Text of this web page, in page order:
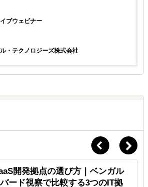
ブウェビナー
・テクノロジーズ株式会社
開発拠点の選び方｜ベンガル
ード視察で比較する3つのIT拠